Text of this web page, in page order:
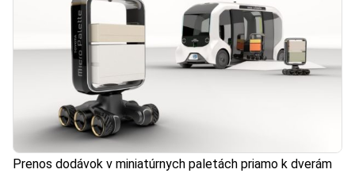
Prenos dodávok v miniatúrnych paletách priamo k dverám